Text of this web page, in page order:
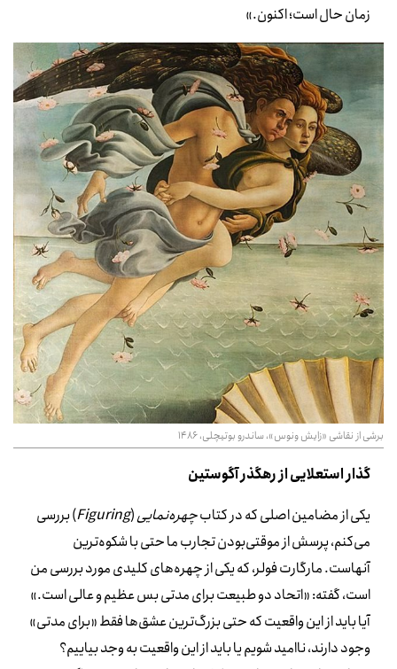
زمان حال است؛ اکنون.»
برشی از نقاشی «زایش ونوس»، ساندرو بوتیچلی، 1486
گذار استعلایی از رهگذر آگوستین
یکی از مضامین اصلی که در کتابچهره‌نمایی(
Figuring) بررسی
می‌کنم، پرسش از موقتی‌بودن تجارب ما حتی با شکوه‌ترین
آنهاست. مارگارت فولر، که یکی از چهره‌های کلیدی مورد بررسی من
است، گفته: «اتحاد دو طبیعت برای مدتی بس عظیم و عالی است.»
آیا باید از این واقعیت که حتی بزرگ‌ترین عشق‌ها فقط «برای مدتی»
وجود دارند، ناامید شویم یا باید از این واقعیت به وجد بیاییم؟